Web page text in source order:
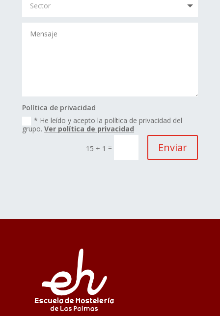
Política de privacidad
* He leído y acepto la política de privacidad del
grupo.Ver política de privacidad
15 + 1 = Enviar